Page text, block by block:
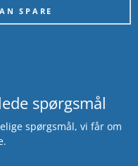
SPARE
spørgsmål
spørgsmål, vi får om